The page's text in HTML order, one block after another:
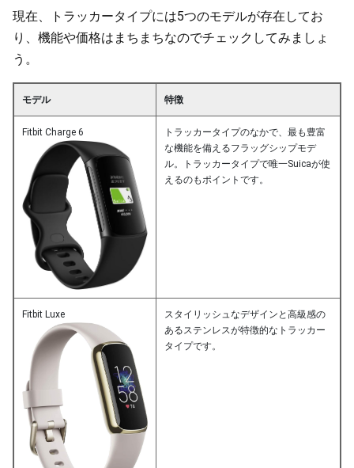
現在、トラッカータイプには5つのモデルが存在してお
り、機能や価格はまちまちなのでチェックしてみましょ
う。
モデル 特徴
Fitbit Charge 6
トラッカータイプのなかで、最も豊富
な機能を備えるフラッグシップモデ
ル。トラッカータイプで唯一Suicaが使
えるのもポイントです。
Fitbit Luxe
スタイリッシュなデザインと高級感の
あるステンレスが特徴的なトラッカー
タイプです。